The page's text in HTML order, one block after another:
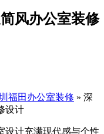
风办公室装修
福田办公室装修 » 深
设计
设计充满现代感与个性